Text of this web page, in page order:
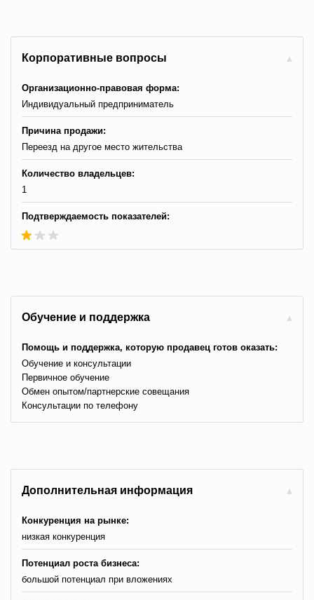
Корпоративные вопросы
Организационно-правовая форма:
Индивидуальный предприниматель
Причина продажи:
Переезд на другое место жительства
Количество владельцев:
1
Подтверждаемость показателей:
Обучение и поддержка
Помощь и поддержка, которую продавец готов оказать:
Обучение и консультации
Первичное обучение
Обмен опытом/партнерские совещания
Консультации по телефону
Дополнительная информация
Конкуренция на рынке:
низкая конкуренция
Потенциал роста бизнеса:
большой потенциал при вложениях